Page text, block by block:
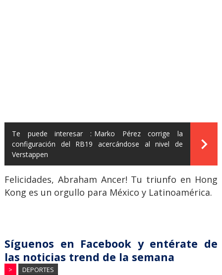
Te puede interesar : Marko Pérez corrige la
configuración del RB19 acercándose al nivel de
Verstappen
Felicidades, Abraham Ancer! Tu triunfo en Hong
Kong es un orgullo para México y Latinoamérica.
Síguenos en Facebook y entérate de
las noticias trend de la semana
> DEPORTES